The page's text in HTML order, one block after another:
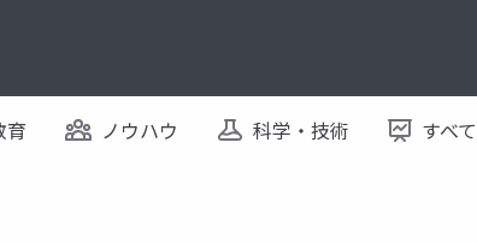
育 ノウハウ 科学・技術 すべ